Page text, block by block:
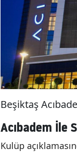
Beşiktaş
Acıbadem İle
Kulüp